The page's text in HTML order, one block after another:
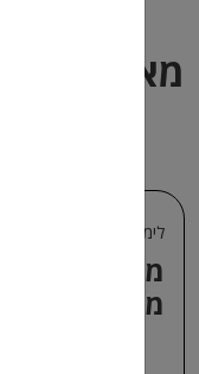
מאמרים
לימודים אחרי השירות
מסחר
מייד אחרי